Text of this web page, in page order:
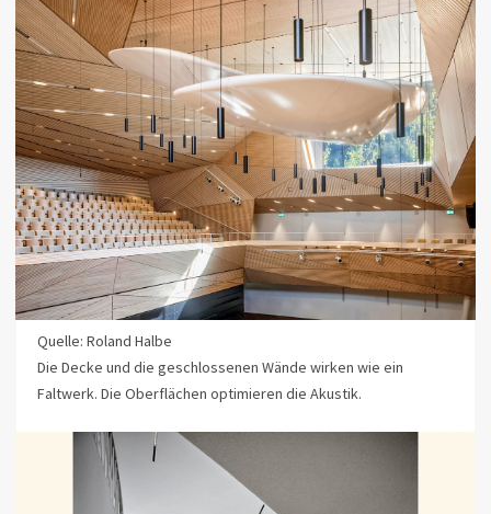
Quelle: Roland Halbe
Die Decke und die geschlossenen Wände wirken wie ein
Faltwerk. Die Oberflächen optimieren die Akustik.